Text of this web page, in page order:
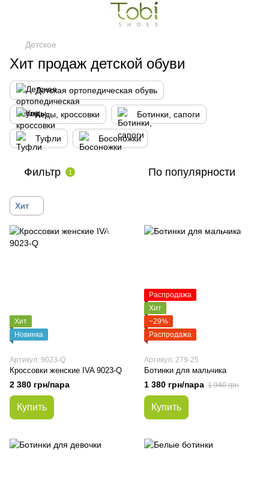
Детское
Хит продаж детской обуви
Детская ортопедическая обувь
Кеды, кроссовки Ботинки, сапоги
Туфли Босоножки
Фильтр 1 По популярности
Хит
Хит
Новинка
Артикул: 9023-Q
Кроссовки женские IVA 9023-Q
2 380 грн/пара
Купить
Распродажа
Хит
−29%
Распродажа
Артикул: 279-25
Ботинки для мальчика
1 380 грн/пара 1 940 грн
Купить